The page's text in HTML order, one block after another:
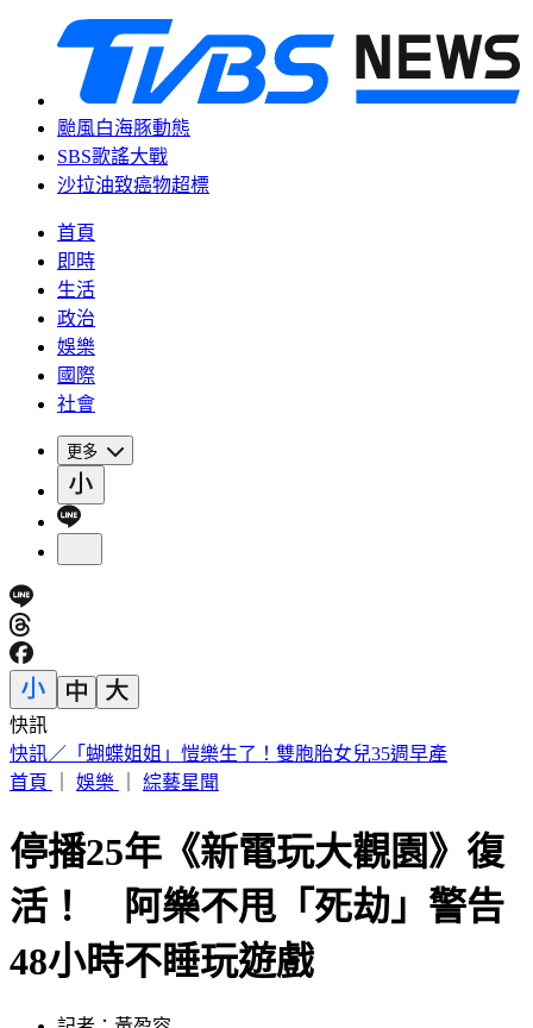
颱風白海豚動態
SBS歌謠大戰
沙拉油致癌物超標
首頁
即時
生活
政治
娛樂
國際
社會
更多
快訊
毒油風波究責？傳石崇良、姜至剛請辭 綠：做這種解讀很合
理
停播25年《新電玩大觀園》復
活！ 阿樂不甩「死劫」警告
48小時不睡玩遊戲